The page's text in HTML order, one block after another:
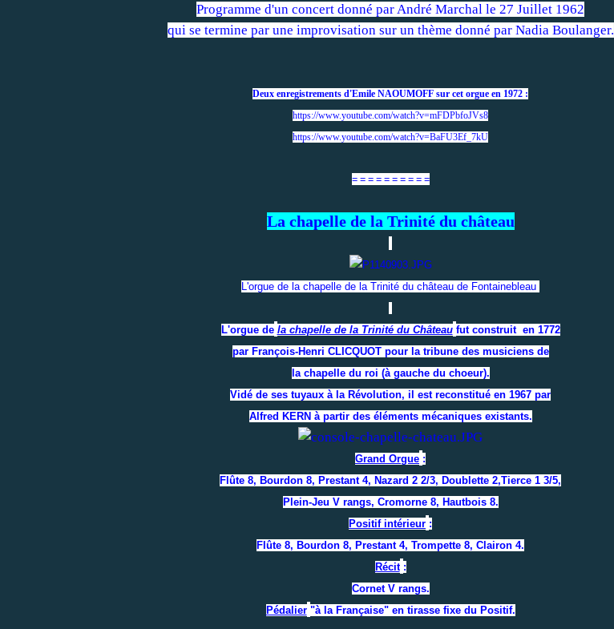
Programme d'un concert donné par André Marchal le 27 Juillet 1962
qui se termine par une improvisation sur un thème donné par Nadia Boulanger.
Deux enregistrements d'Emile NAOUMOFF sur cet orgue en 1972 :
https://www.youtube.com/watch?v=mFDPbfoJVs8
https://www.youtube.com/watch?v=BaFU3Ef_7kU
= = = = = = = = = =
La chapelle de la Trinité du château
L'orgue de la chapelle de la Trinité du château de Fontainebleau
L'orgue de la chapelle de la Trinité du Château fut construit en 1772
par François-Henri CLICQUOT pour la tribune des musiciens de
la chapelle du roi (à gauche du choeur).
Vidé de ses tuyaux à la Révolution, il est reconstitué en 1967 par
Alfred KERN à partir des éléments mécaniques existants.
Grand Orgue :
Flûte 8, Bourdon 8, Prestant 4, Nazard 2 2/3, Doublette 2,Tierce 1 3/5,
Plein-Jeu V rangs, Cromorne 8, Hautbois 8.
Positif intérieur :
Flûte 8, Bourdon 8, Prestant 4, Trompette 8, Clairon 4.
Récit :
Cornet V rangs.
Pédalier "à la Française" en tirasse fixe du Positif.